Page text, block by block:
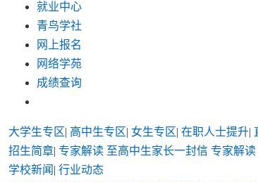
就业中心
青鸟学社
网上报名
网络学苑
成绩查询
大学生专区| 高中生专区| 女生专区| 在职人士提升|
招生简章| 专家解读 至高中生家长一封信 专家解读
学校新闻 | 行业动态